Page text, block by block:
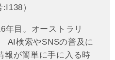
）
年目。オーストラリ
AI検索やSNSの普及に
報が簡単に手に入る時